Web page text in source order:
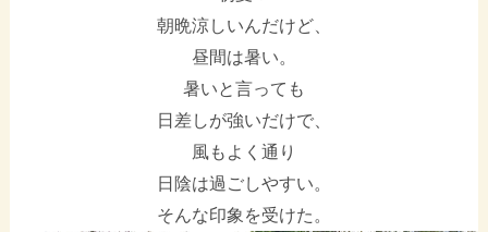
朝晩涼しいんだけど、
昼間は暑い。
暑いと言っても
日差しが強いだけで、
風もよく通り
日陰は過ごしやすい。
そんな印象を受けた。